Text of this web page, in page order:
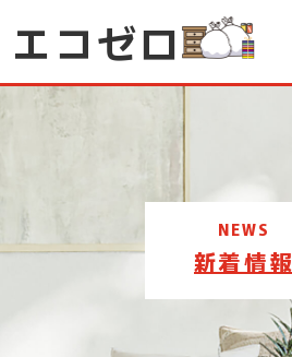
エコゼロ
NEWS
新着情報